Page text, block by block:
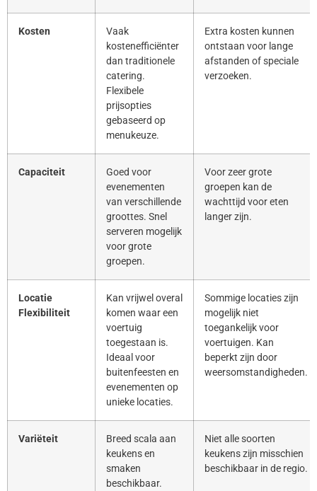
Kosten
Vaak
kostenefficiënter
dan traditionele
catering.
Flexibele
prijsopties
gebaseerd op
menukeuze.
Extra kosten kunnen
ontstaan voor lange
afstanden of speciale
verzoeken.
Capaciteit
Goed voor
evenementen
van verschillende
groottes. Snel
serveren mogelijk
voor grote
groepen.
Voor zeer grote
groepen kan de
wachttijd voor eten
langer zijn.
Locatie
Flexibiliteit
Kan vrijwel overal
komen waar een
voertuig
toegestaan is.
Ideaal voor
buitenfeesten en
evenementen op
unieke locaties.
Sommige locaties zijn
mogelijk niet
toegankelijk voor
voertuigen. Kan
beperkt zijn door
weersomstandigheden.
Variëteit
Breed scala aan
keukens en
smaken
beschikbaar.
Niet alle soorten
keukens zijn misschien
beschikbaar in de regio.